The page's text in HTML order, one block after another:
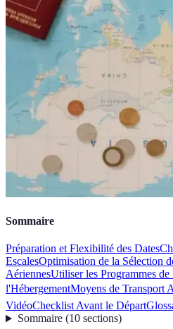
Sommaire
Préparation et Flexibilité des Dates
EscalesOptimisation de la Sélection
AériennesUtiliser les Programmes de
l'HébergementMoyens de Transport
VidéoChecklist Avant le Départ
Sommaire(10 sections)